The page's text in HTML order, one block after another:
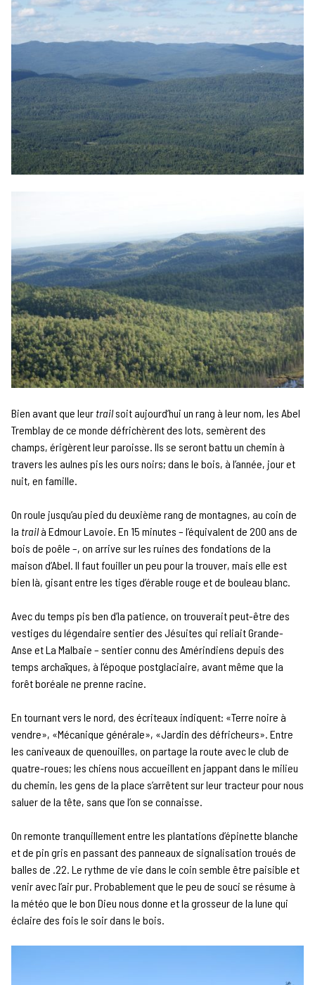
Bien avant que leur trailsoit aujourd’hui un rang à leur nom, les Abel
Tremblay de ce monde défrichèrent des lots, semèrent des
champs, érigèrent leur paroisse. Ils se seront battu un chemin à
travers les aulnes pis les ours noirs; dans le bois, à l’année, jour et
nuit, en famille.
On roule jusqu’au pied du deuxième rang de montagnes, au coin de
la trailà Edmour Lavoie. En 15 minutes – l’équivalent de 200 ans de
bois de poêle –, on arrive sur les ruines des fondations de la
maison d’Abel. Il faut fouiller un peu pour la trouver, mais elle est
bien là, gisant entre les tiges d’érable rouge et de bouleau blanc.
Avec du temps pis ben d’la patience, on trouverait peut-être des
vestiges du légendaire sentier des Jésuites qui reliait Grande-
Anse et La Malbaie – sentier connu des Amérindiens depuis des
temps archaïques, à l’époque postglaciaire, avant même que la
forêt boréale ne prenne racine.
En tournant vers le nord, des écriteaux indiquent: «Terre noire à
vendre», «Mécanique générale», «Jardin des défricheurs». Entre
les caniveaux de quenouilles, on partage la route avec le club de
quatre-roues; les chiens nous accueillent en jappant dans le milieu
du chemin, les gens de la place s’arrêtent sur leur tracteur pour nous
saluer de la tête, sans que l’on se connaisse.
On remonte tranquillement entre les plantations d’épinette blanche
et de pin gris en passant des panneaux de signalisation troués de
balles de .22. Le rythme de vie dans le coin semble être paisible et
venir avec l’air pur. Probablement que le peu de souci se résume à
la météo que le bon Dieu nous donne et la grosseur de la lune qui
éclaire des fois le soir dans le bois.